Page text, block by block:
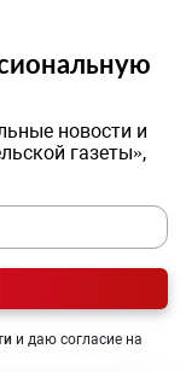
новости и
газеты»,
и даю согласие на